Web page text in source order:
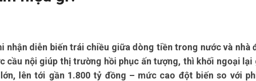
nhận diễn biến trái chiều giữa dòng tiền trong nước và nhà
cầu nội giúp thị trường hồi phục ấn tượng, thì khối ngoại lại
lên tới gần 1.800 tỷ đồng – mức cao đột biến so với